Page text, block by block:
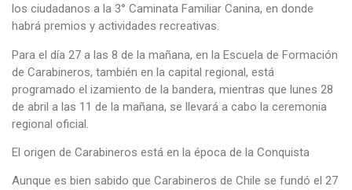
los ciudadanos a la 3° Caminata Familiar Canina, en donde
habrá premios y actividades recreativas.
Para el día 27 a las 8 de la mañana, en la Escuela de Formación
de Carabineros, también en la capital regional, está
programado el izamiento de la bandera, mientras que lunes 28
de abril a las 11 de la mañana, se llevará a cabo la ceremonia
regional oficial.
El origen de Carabineros está en la época de la Conquista
Aunque es bien sabido que Carabineros de Chile se fundó el 27